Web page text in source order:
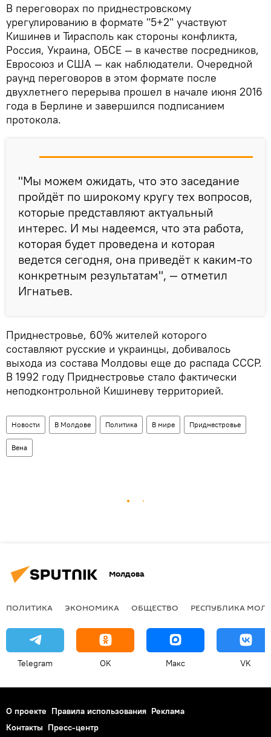
В переговорах по приднестровскому
урегулированию в формате "5+2" участвуют
Кишинев и Тирасполь как стороны конфликта,
Россия, Украина, ОБСЕ — в качестве посредников,
Евросоюз и США — как наблюдатели. Очередной
раунд переговоров в этом формате после
двухлетнего перерыва прошел в начале июня 2016
года в Берлине и завершился подписанием
протокола.
"Мы можем ожидать, что это заседание
пройдёт по широкому кругу тех вопросов,
которые представляют актуальный
интерес. И мы надеемся, что эта работа,
которая будет проведена и которая
ведется сегодня, она приведёт к каким-то
конкретным результатам", — отметил
Игнатьев.
Приднестровье, 60% жителей которого
составляют русские и украинцы, добивалось
выхода из состава Молдовы еще до распада СССР.
В 1992 году Приднестровье стало фактически
неподконтрольной Кишиневу территорией.
Новости В Молдове Политика В мире Приднестровье
Вена
Молдова
ПОЛИТИКА ЭКОНОМИКА ОБЩЕСТВО РЕСПУБЛИКА
Telegram OK Макс VK
О проекте Правила использования Реклама
Контакты Пресс-центр